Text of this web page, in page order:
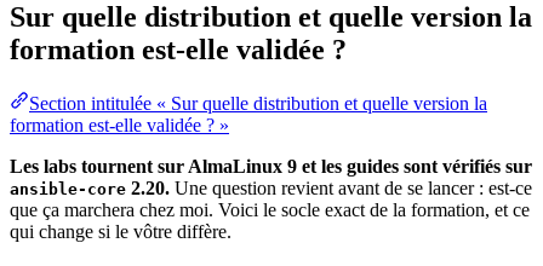
Sur quelle distribution et quelle version la
formation est-elle validée ?
Section intitulée « Sur quelle distribution et quelle version la
formation est-elle validée ? »
Les labs tournent sur AlmaLinux 9 et les guides sont vérifiés sur
ansible-core 2.20. Une question revient avant de se lancer : est-ce
que ça marchera chez moi. Voici le socle exact de la formation, et ce
qui change si le vôtre diffère.